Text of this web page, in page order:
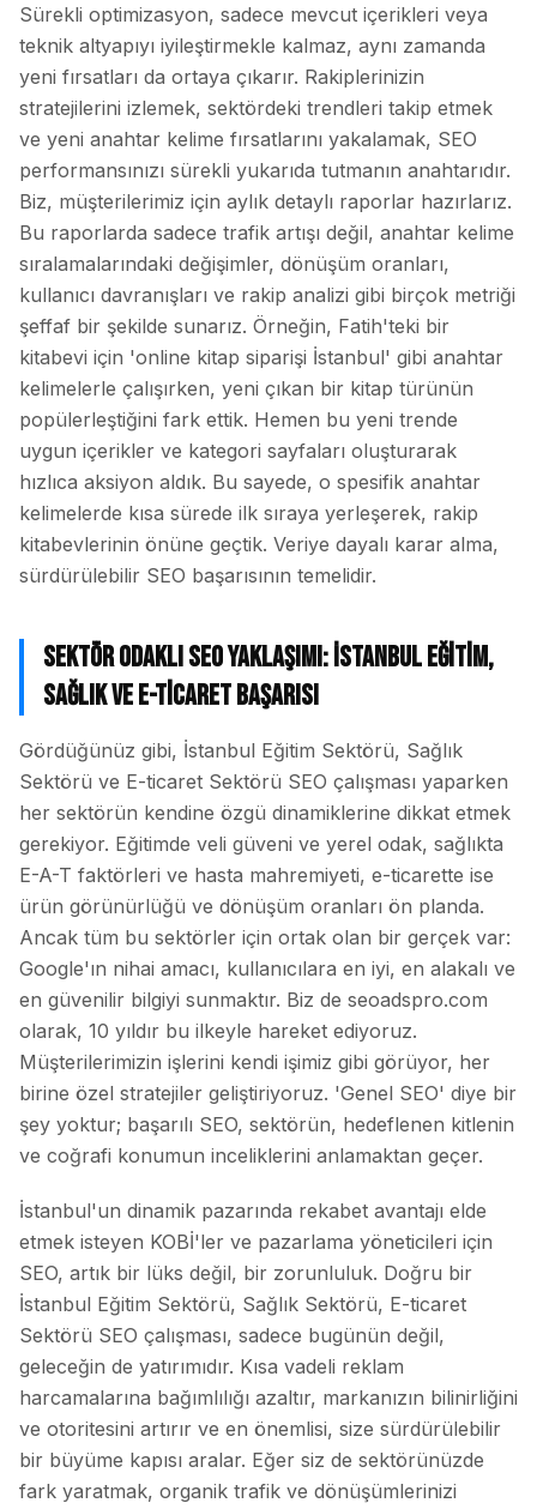
Sürekli optimizasyon, sadece mevcut içerikleri veya
teknik altyapıyı iyileştirmekle kalmaz, aynı zamanda
yeni fırsatları da ortaya çıkarır. Rakiplerinizin
stratejilerini izlemek, sektördeki trendleri takip etmek
ve yeni anahtar kelime fırsatlarını yakalamak, SEO
performansınızı sürekli yukarıda tutmanın anahtarıdır.
Biz, müşterilerimiz için aylık detaylı raporlar hazırlarız.
Bu raporlarda sadece trafik artışı değil, anahtar kelime
sıralamalarındaki değişimler, dönüşüm oranları,
kullanıcı davranışları ve rakip analizi gibi birçok metriği
şeffaf bir şekilde sunarız. Örneğin, Fatih'teki bir
kitabevi için 'online kitap siparişi İstanbul' gibi anahtar
kelimelerle çalışırken, yeni çıkan bir kitap türünün
popülerleştiğini fark ettik. Hemen bu yeni trende
uygun içerikler ve kategori sayfaları oluşturarak
hızlıca aksiyon aldık. Bu sayede, o spesifik anahtar
kelimelerde kısa sürede ilk sıraya yerleşerek, rakip
kitabevlerinin önüne geçtik. Veriye dayalı karar alma,
sürdürülebilir SEO başarısının temelidir.
Sektör Odaklı SEO Yaklaşımı: İstanbul Eğitim,
Sağlık ve E-ticaret Başarısı
Gördüğünüz gibi, İstanbul Eğitim Sektörü, Sağlık
Sektörü ve E-ticaret Sektörü SEO çalışması yaparken
her sektörün kendine özgü dinamiklerine dikkat etmek
gerekiyor. Eğitimde veli güveni ve yerel odak, sağlıkta
E-A-T faktörleri ve hasta mahremiyeti, e-ticarette ise
ürün görünürlüğü ve dönüşüm oranları ön planda.
Ancak tüm bu sektörler için ortak olan bir gerçek var:
Google'ın nihai amacı, kullanıcılara en iyi, en alakalı ve
en güvenilir bilgiyi sunmaktır. Biz de seoadspro.com
olarak, 10 yıldır bu ilkeyle hareket ediyoruz.
Müşterilerimizin işlerini kendi işimiz gibi görüyor, her
birine özel stratejiler geliştiriyoruz. 'Genel SEO' diye bir
şey yoktur; başarılı SEO, sektörün, hedeflenen kitlenin
ve coğrafi konumun inceliklerini anlamaktan geçer.
İstanbul'un dinamik pazarında rekabet avantajı elde
etmek isteyen KOBİ'ler ve pazarlama yöneticileri için
SEO, artık bir lüks değil, bir zorunluluk. Doğru bir
İstanbul Eğitim Sektörü, Sağlık Sektörü, E-ticaret
Sektörü SEO çalışması, sadece bugünün değil,
geleceğin de yatırımıdır. Kısa vadeli reklam
harcamalarına bağımlılığı azaltır, markanızın bilinirliğini
ve otoritesini artırır ve en önemlisi, size sürdürülebilir
bir büyüme kapısı aralar. Eğer siz de sektörünüzde
fark yaratmak, organik trafik ve dönüşümlerinizi